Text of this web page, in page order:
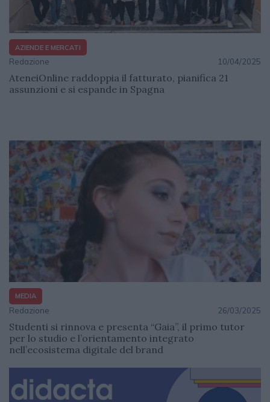
AZIENDE E MERCATI
Redazione 10/04/2025
AteneiOnline raddoppia il fatturato, pianifica 21
assunzioni e si espande in Spagna
MEDIA
Redazione 26/03/2025
Studenti si rinnova e presenta “Gaia”, il primo tutor
per lo studio e l’orientamento integrato
nell’ecosistema digitale del brand